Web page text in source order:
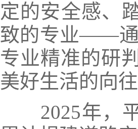
定的安全感、
致的专业——
专业精准的研
美好生活的向往
2025年，